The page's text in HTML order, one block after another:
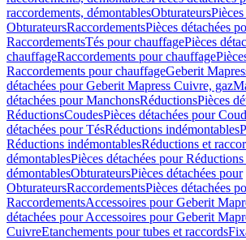
raccordements, démontablesObturateurs
ObturateursRaccordementsPièces détachées
RaccordementsTés pour chauffagePièces
chauffageRaccordements pour chauffage
Raccordements pour chauffageGeberit
détachées pour Geberit Mapress Cuivre, gaz
détachées pour ManchonsRéductionsPièces
RéductionsCoudesPièces détachées pour
détachées pour TésRéductions indémontables
Réductions indémontablesRéductions et
démontablesPièces détachées pour
démontablesObturateursPièces détachées pour
ObturateursRaccordementsPièces détachées
RaccordementsAccessoires pour Geberit
détachées pour Accessoires pour Geberit
CuivreEtanchements pour tubes et raccords